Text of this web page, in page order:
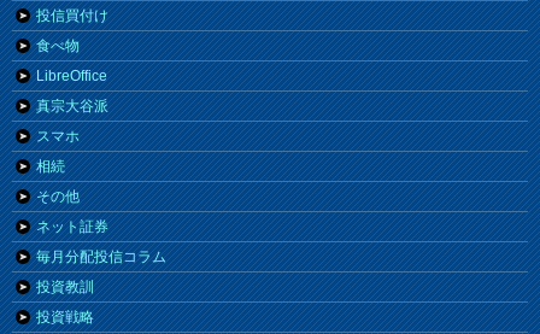
投信買付け
食べ物
LibreOffice
真宗大谷派
スマホ
相続
その他
ネット証券
毎月分配投信コラム
投資教訓
投資戦略